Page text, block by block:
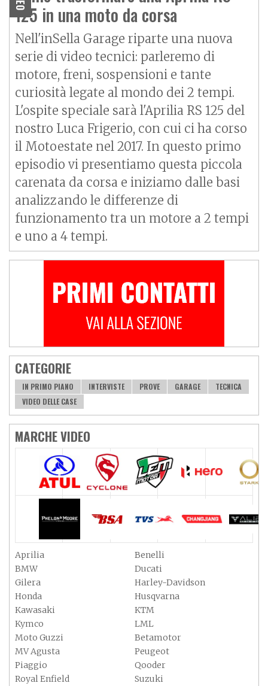
125 in una moto da corsa
Nell'inSella Garage riparte una nuova
serie di video tecnici: parleremo di
motore, freni, sospensioni e tante
curiosità legate al mondo dei 2 tempi.
L'ospite speciale sarà l'Aprilia RS 125 del
nostro Luca Frigerio, con cui ci ha corso
il Motoestate nel 2017. In questo primo
episodio vi presentiamo questa piccola
carenata da corsa e iniziamo dalle basi
analizzando le differenze di
funzionamento tra un motore a 2 tempi
e uno a 4 tempi.
CATEGORIE
IN PRIMO PIANO INTERVISTE PROVE GARAGE
TECNICA
VIDEO DELLE CASE
MARCHE VIDEO
Aprilia
Benelli
BMW
Ducati
Gilera
Harley-Davidson
Honda
Husqvarna
Kawasaki
KTM
Kymco
LML
Moto Guzzi
Betamotor
MV Agusta
Peugeot
Piaggio
Qooder
Royal Enfield
Suzuki